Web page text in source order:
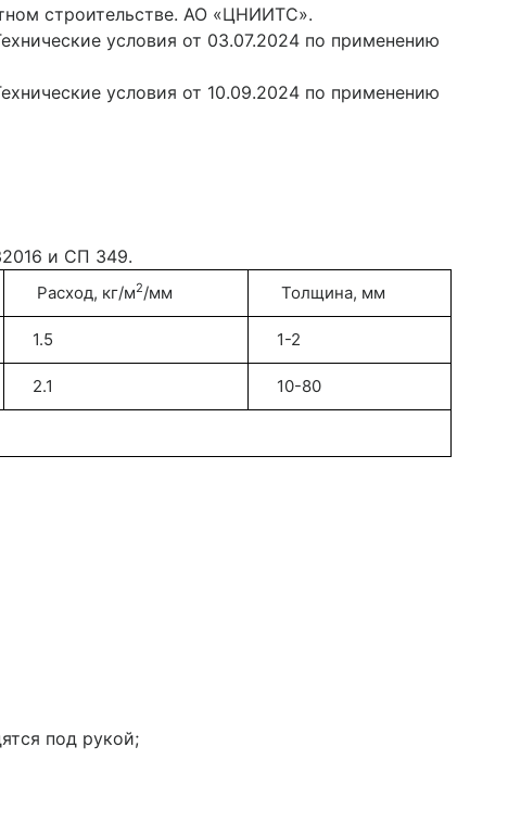
строительстве. АО «ЦНИИТС».
условия от 03.07.2024 по применению
условия от 10.09.2024 по применению
и СП 349.
Расход, кг/м2/мм Толщина, мм
1.5 1-2
2.1 10-80
под рукой;